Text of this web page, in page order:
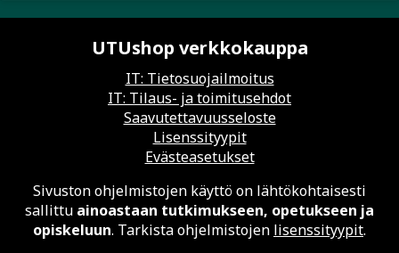
UTUshop verkkokauppa
IT: Tietosuojailmoitus
IT: Tilaus- ja toimitusehdot
Saavutettavuusseloste
Lisenssityypit
Evästeasetukset
Sivuston ohjelmistojen käyttö on lähtökohtaisesti
sallittu ainoastaan tutkimukseen, opetukseen ja
opiskeluun. Tarkista ohjelmistojen lisenssityypit.